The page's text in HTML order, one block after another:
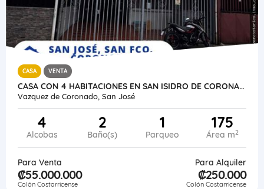
CASA VENTA
CASA CON 4 HABITACIONES EN SAN ISIDRO DE CORONADO
Vazquez de Coronado, San José
4
Alcobas
2
Baño(s)
1
Parqueo
175
Área m2
Para Venta
₡55.000.000
Colón Costarricense
Para Alquiler
₡250.000
Colón Costarricense